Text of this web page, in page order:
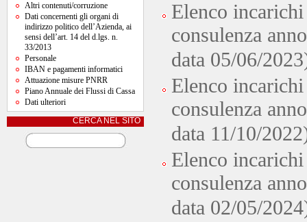
Altri contenuti/corruzione
Dati concernenti gli organi di
indirizzo politico dell’Azienda, ai
sensi dell’art. 14 del d.lgs. n.
33/2013
Personale
IBAN e pagamenti informatici
Attuazione misure PNRR
Piano Annuale dei Flussi di Cassa
Dati ulteriori
CERCA NEL SITO
Elenco
consulenza
data 05/06/
Elenco
consulenza
data 11/10/
Elenco
consulenza
data 02/05/